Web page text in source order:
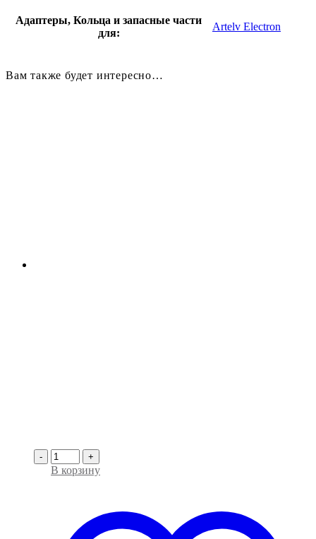
Адаптеры, Кольца и запасные части
для:
Artelv Electron
Вам также будет интересно…
- +
В корзину